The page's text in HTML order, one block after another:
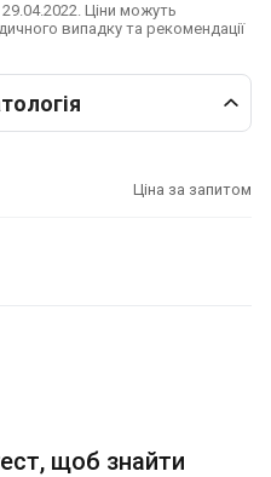
Ціни можуть
випадку та рекомендації
Ціна за запитом
щоб знайти